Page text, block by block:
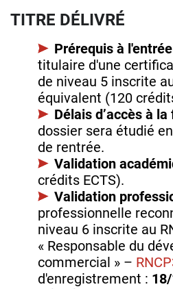
TITRE DÉLIVRÉ
Prérequis à
titulaire d'une
de niveau 5 inscrite
équivalent (120
Délais d’accès à
dossier sera étudié
de rentrée.
Validation
crédits ECTS).
Validation
professionnelle
niveau 6 inscrite au
« Responsable du
commercial » –
d'enregistrement :